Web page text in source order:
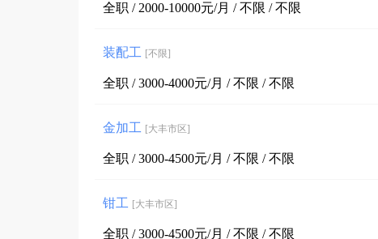
全职 / 2000-10000元/月 / 不限 / 不限
装配工 [不限]
全职 / 3000-4000元/月 / 不限 / 不限
金加工 [大丰市区]
全职 / 3000-4500元/月 / 不限 / 不限
钳工 [大丰市区]
全职 / 3000-4500元/月 / 不限 / 不限